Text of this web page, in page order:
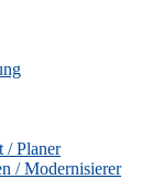
/ Planer
/ Modernisierer